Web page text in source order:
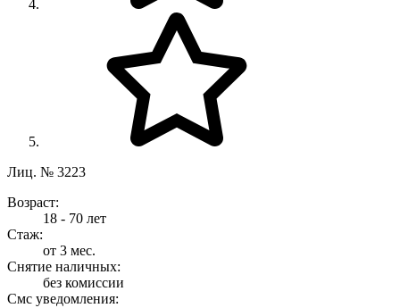
Лиц. № 3223
Возраст:
18 - 70 лет
Стаж:
от 3 мес.
Снятие наличных:
без комиссии
Смс уведомления: